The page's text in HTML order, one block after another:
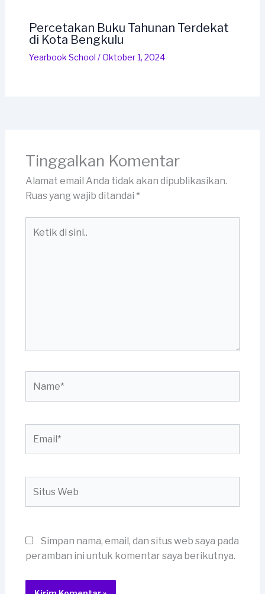
Percetakan Buku Tahunan Terdekat
di Kota Bengkulu
Yearbook School /Oktober 1, 2024
Tinggalkan Komentar
Alamat email Anda tidak akan dipublikasikan.
Ruas yang wajib ditandai *
Web
Simpan nama, email, dan situs web saya pada
peramban ini untuk komentar saya berikutnya.